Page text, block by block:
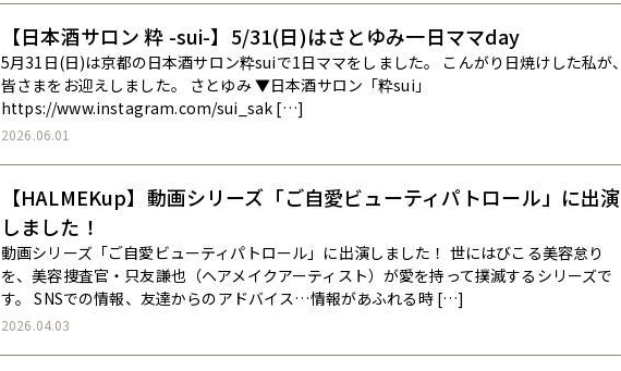
【日本酒サロン 粋 -sui-】5/31(日)はさとゆみ一日ママday
5月31日(日)は京都の日本酒サロン粋suiで1日ママをしました。 こんがり日焼けした私が、
皆さまをお迎えしました。 さとゆみ ▼日本酒サロン「粋sui」
https://www.instagram.com/sui_sak […]
2026.06.01
【HALMEKup】動画シリーズ「ご自愛ビューティパトロール」に出演
しました！
動画シリーズ「ご自愛ビューティパトロール」に出演しました！ 世にはびこる美容怠り
を、美容捜査官・只友謙也（ヘアメイクアーティスト）が愛を持って撲滅するシリーズで
す。 SNSでの情報、友達からのアドバイス…情報があふれる時 […]
2026.04.03